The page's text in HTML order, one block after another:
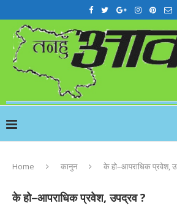
Home कानुन के हो–आपराधिक प्रवेश,
के हो–आपराधिक प्रवेश, उपद्रव ?